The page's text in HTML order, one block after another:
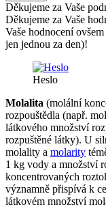
Děkujeme za Vaše
Děkujeme za Vaše
Vaše hodnocení
jen jednou za den)!
Heslo
Molalita (molální
rozpouštědla (např.
látkového množství
rozpuštěné látky). U
molality a molarity
1 kg vody a množství
koncentrovaných
významně přispívá k
látkovém množství